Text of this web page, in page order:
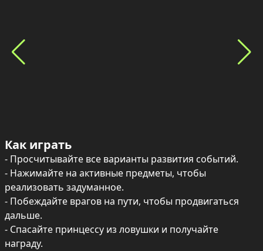
Как играть
- Просчитывайте все варианты развития событий.
- Нажимайте на активные предметы, чтобы
реализовать задуманное.
- Побеждайте врагов на пути, чтобы продвигаться
дальше.
- Спасайте принцессу из ловушки и получайте
награду.